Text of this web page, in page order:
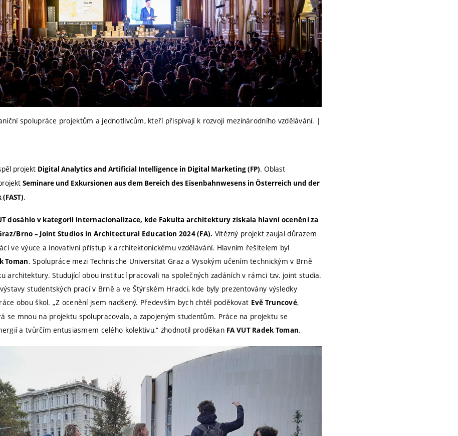
spolupráce projektům a jednotlivcům, kteří přispívají k rozvoji mezinárodního vzdělávání. |
projekt Digital Analytics and Artificial Intelligence in Digital Marketing (FP). Oblast
Seminare und Exkursionen aus dem Bereich des Eisenbahnwesens in Österreich und der
.
dosáhlo v kategorii internacionalizace, kde Fakulta architektury získala hlavní ocenění za
Brno – Joint Studios in Architectural Education 2024 (FA). Vítězný projekt zaujal důrazem
ve výuce a inovativní přístup k architektonickému vzdělávání. Hlavním řešitelem byl
Toman. Spolupráce mezi Technische Universität Graz a Vysokým učením technickým v Brně
architektury. Studující obou institucí pracovali na společných zadáních v rámci tzv. joint studia.
studentských prací v Brně a ve Štýrském Hradci, kde byly prezentovány výsledky
obou škol. „Z ocenění jsem nadšený. Především bych chtěl poděkovat Evě Truncové,
se mnou na projektu spolupracovala, a zapojeným studentům. Práce na projektu se
a tvůrčím entusiasmem celého kolektivu,“ zhodnotil proděkan FA VUT Radek Toman.